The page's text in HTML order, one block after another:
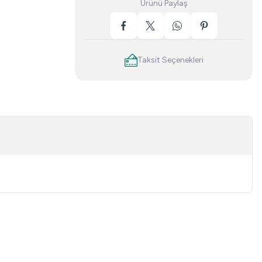
Ürünü Paylaş
Taksit Seçenekleri